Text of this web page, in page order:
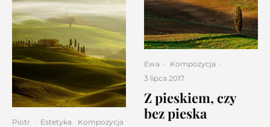
Piotr · Estetyka
Kompozycja
Ewa · Kompozycja ·
3 lipca 2017
Z pieskiem, czy
bez pieska